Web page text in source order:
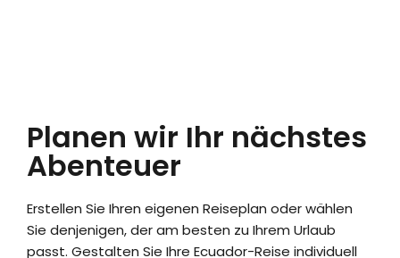
Planen wir Ihr nächstes
Abenteuer
Erstellen Sie Ihren eigenen Reiseplan oder wählen
Sie denjenigen, der am besten zu Ihrem Urlaub
passt. Gestalten Sie Ihre Ecuador-Reise individuell